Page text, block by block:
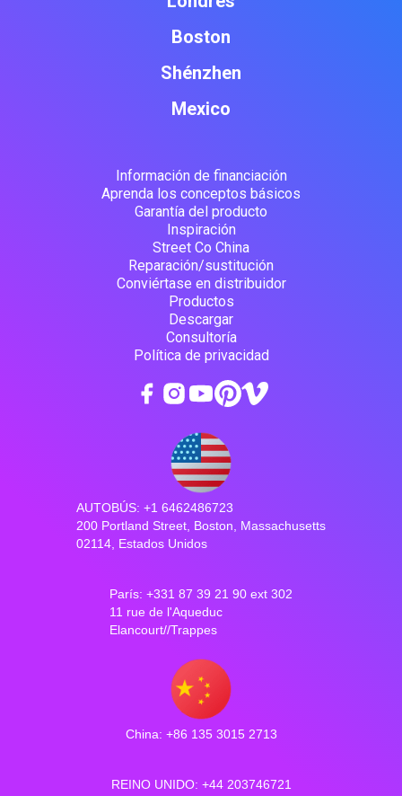
Boston
Shénzhen
Mexico
Información de financiación
Aprenda los conceptos básicos
Garantía del producto
Inspiración
Street Co China
Reparación/sustitución
Conviértase en distribuidor
Productos
Descargar
Consultoría
Política de privacidad
AUTOBÚS: +1 6462486723
200 Portland Street, Boston, Massachusetts
02114, Estados Unidos
París: +331 87 39 21 90 ext 302
11 rue de l'Aqueduc
Elancourt//Trappes
China: +86 135 3015 2713
REINO UNIDO: +44 203746721